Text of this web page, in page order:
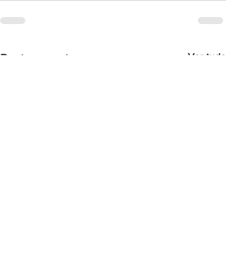
Posts recentes Ver tudo